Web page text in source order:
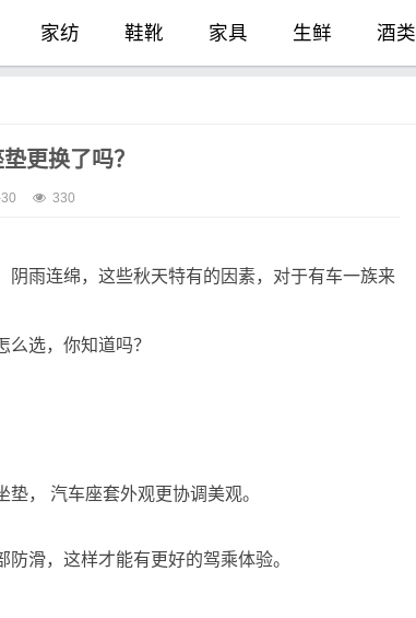
家纺 鞋靴 家具 生鲜 酒类
建材
更换了吗？
330
雨连绵，这些秋天特有的因素，对于有车一族来
选，你知道吗？
， 汽车座套外观更协调美观。
滑，这样才能有更好的驾乘体验。